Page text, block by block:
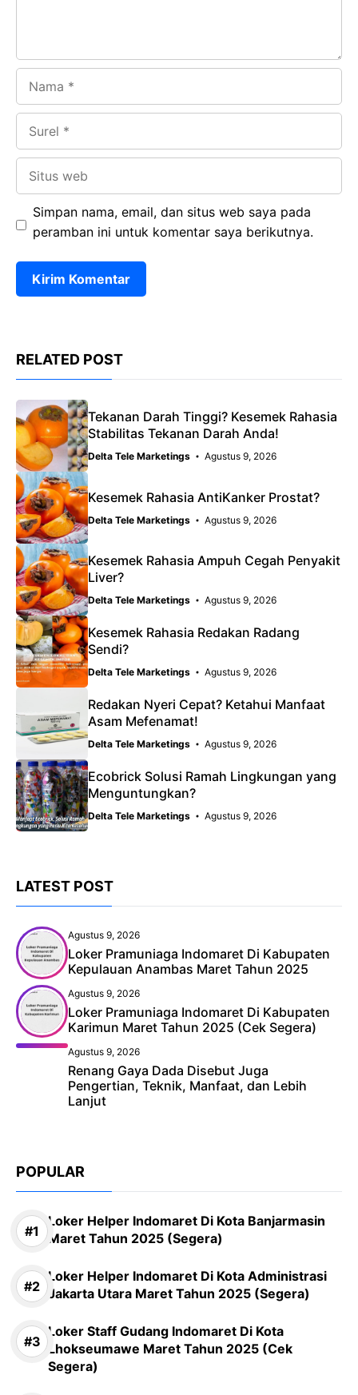
Simpan nama, email, dan situs web saya pada
peramban ini untuk komentar saya berikutnya.
RELATED POST
Tekanan Darah Tinggi? Kesemek Rahasia
Stabilitas Tekanan Darah Anda!
Delta Tele Marketings Agustus 9, 2026
Kesemek Rahasia AntiKanker Prostat?
Delta Tele Marketings Agustus 9, 2026
Kesemek Rahasia Ampuh Cegah Penyakit
Liver?
Delta Tele Marketings Agustus 9, 2026
Kesemek Rahasia Redakan Radang
Sendi?
Delta Tele Marketings Agustus 9, 2026
Redakan Nyeri Cepat? Ketahui Manfaat
Asam Mefenamat!
Delta Tele Marketings Agustus 9, 2026
Ecobrick Solusi Ramah Lingkungan yang
Menguntungkan?
Delta Tele Marketings Agustus 9, 2026
LATEST POST
Agustus 9, 2026
Loker Pramuniaga Indomaret Di Kabupaten
Kepulauan Anambas Maret Tahun 2025
Agustus 9, 2026
Loker Pramuniaga Indomaret Di Kabupaten
Karimun Maret Tahun 2025 (Cek Segera)
Agustus 9, 2026
Renang Gaya Dada Disebut Juga
Pengertian, Teknik, Manfaat, dan Lebih
Lanjut
POPULAR
Loker Helper Indomaret Di Kota Banjarmasin
Maret Tahun 2025 (Segera)
Loker Helper Indomaret Di Kota Administrasi
Jakarta Utara Maret Tahun 2025 (Segera)
Loker Staff Gudang Indomaret Di Kota
Lhokseumawe Maret Tahun 2025 (Cek
Segera)